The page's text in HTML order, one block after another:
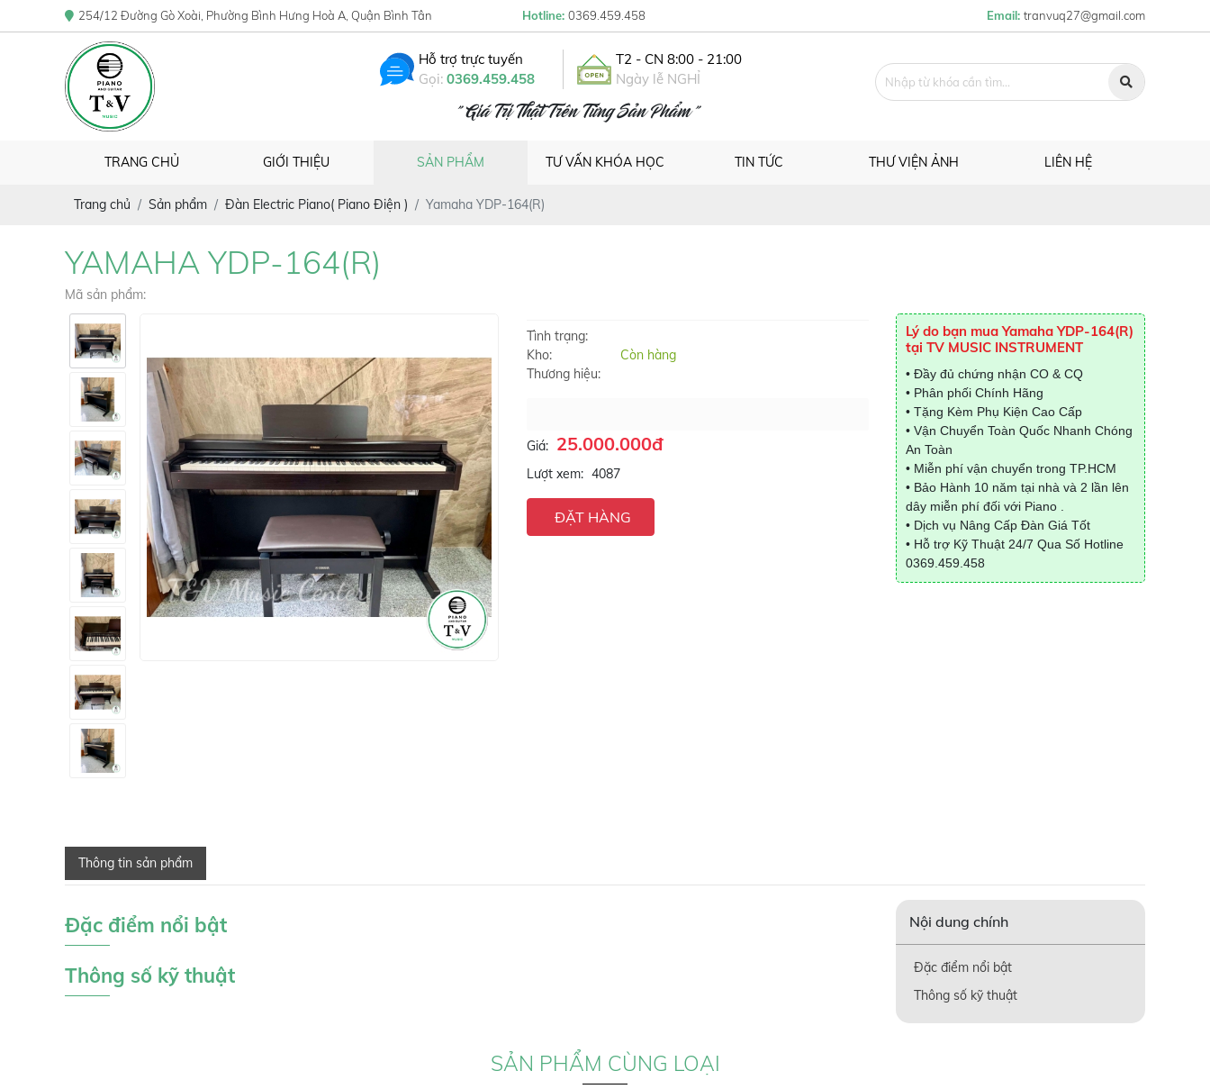
254/12 Đường Gò Xoài, Phường Bình Hưng Hoà A, Quận Bình Tân Hotline: 0369.459.458 Email: tranvuq27@gmail.com
Hỗ trợ trực tuyến
Gọi: 0369.459.458
T2 - CN 8:00 - 21:00
Ngày lễ NGHỈ
" Giá Trị Thật Trên Từng Sản Phẩm "
TRANG CHỦ GIỚI THIỆU SẢN PHẨM TƯ VẤN KHÓA HỌC TIN TỨC THƯ VIỆN ẢNH LIÊN HỆ
Trang chủ Sản phẩm Đàn Electric Piano( Piano Điện ) Yamaha YDP-164(R)
YAMAHA YDP-164(R)
Mã sản phẩm:
Tình trạng:
Kho:
Còn hàng
Thương hiệu:
Giá: 25.000.000đ
Lượt xem: 4087
ĐẶT HÀNG
Lý do bạn mua Yamaha YDP-164(R)
tại TV MUSIC INSTRUMENT
• Đầy đủ chứng nhận CO & CQ
• Phân phối Chính Hãng
• Tặng Kèm Phụ Kiện Cao Cấp
• Vận Chuyển Toàn Quốc Nhanh Chóng
An Toàn
• Miễn phí vận chuyển trong TP.HCM
• Bảo Hành 10 năm tại nhà và 2 lần lên
dây miễn phí đối với Piano .
• Dịch vụ Nâng Cấp Đàn Giá Tốt
• Hỗ trợ Kỹ Thuật 24/7 Qua Số Hotline
0369.459.458
Thông tin sản phẩm
Đặc điểm nổi bật
Thông số kỹ thuật
Nội dung chính
Đặc điểm nổi bật
Thông số kỹ thuật
SẢN PHẨM CÙNG LOẠI